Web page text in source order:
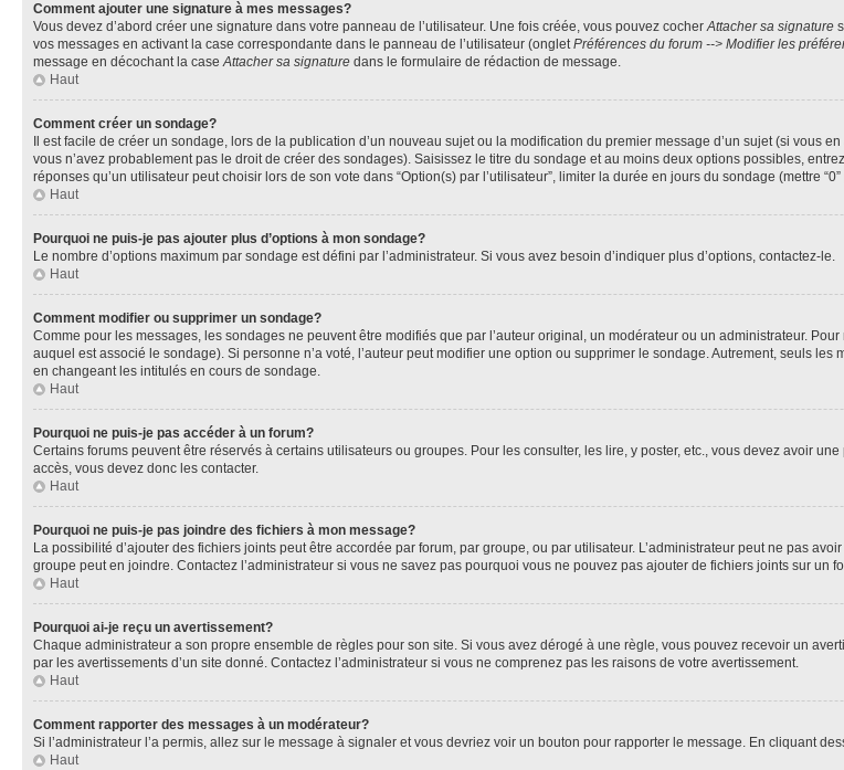
Comment ajouter une signature à mes messages?
Vous devez d’abord créer une signature dans votre panneau de l’utilisateur. Une fois créée, vous pouvez cocherAttacher sa signature
vos messages en activant la case correspondante dans le panneau de l’utilisateur (ongletPréférences du forum --> Modifier les
message en décochant la caseAttacher sa signature dans le formulaire de rédaction de message.
Haut
Comment créer un sondage?
Il est facile de créer un sondage, lors de la publication d’un nouveau sujet ou la modification du premier message d’un sujet (si vous
vous n’avez probablement pas le droit de créer des sondages). Saisissez le titre du sondage et au moins deux options possibles,
réponses qu’un utilisateur peut choisir lors de son vote dans “Option(s) par l’utilisateur”, limiter la durée en jours du sondage (mettre
Haut
Pourquoi ne puis-je pas ajouter plus d’options à mon sondage?
Le nombre d’options maximum par sondage est défini par l’administrateur. Si vous avez besoin d’indiquer plus d’options, contactez-le.
Haut
Comment modifier ou supprimer un sondage?
Comme pour les messages, les sondages ne peuvent être modifiés que par l’auteur original, un modérateur ou un administrateur.
auquel est associé le sondage). Si personne n’a voté, l’auteur peut modifier une option ou supprimer le sondage. Autrement, seuls
en changeant les intitulés en cours de sondage.
Haut
Pourquoi ne puis-je pas accéder à un forum?
Certains forums peuvent être réservés à certains utilisateurs ou groupes. Pour les consulter, les lire, y poster, etc., vous devez avoir
accès, vous devez donc les contacter.
Haut
Pourquoi ne puis-je pas joindre des fichiers à mon message?
La possibilité d’ajouter des fichiers joints peut être accordée par forum, par groupe, ou par utilisateur. L’administrateur peut ne pas
groupe peut en joindre. Contactez l’administrateur si vous ne savez pas pourquoi vous ne pouvez pas ajouter de fichiers joints sur un
Haut
Pourquoi ai-je reçu un avertissement?
Chaque administrateur a son propre ensemble de règles pour son site. Si vous avez dérogé à une règle, vous pouvez recevoir un
par les avertissements d’un site donné. Contactez l’administrateur si vous ne comprenez pas les raisons de votre avertissement.
Haut
Comment rapporter des messages à un modérateur?
Si l’administrateur l’a permis, allez sur le message à signaler et vous devriez voir un bouton pour rapporter le message. En cliquant
Haut